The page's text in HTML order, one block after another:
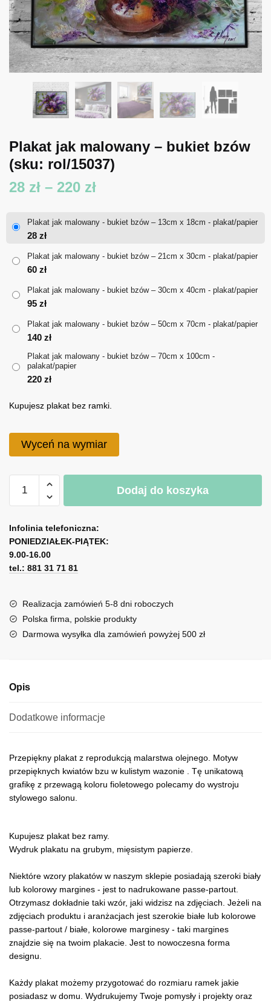
Plakat jak malowany – bukiet bzów
(sku: rol/15037)
28 zł – 220 złZakres
od
28 zł
Plakat jak malowany - bukiet bzów – 13cm x 18cm - plakat/papier
28 zł
Plakat jak malowany - bukiet bzów – 21cm x 30cm - plakat/papier
60 zł
Plakat jak malowany - bukiet bzów – 30cm x 40cm - plakat/papier
95 zł
Plakat jak malowany - bukiet bzów – 50cm x 70cm - plakat/papier
140 zł
Plakat jak malowany - bukiet bzów – 70cm x 100cm -
palakat/papier
220 zł
Kupujesz plakat bez ramki.
Wyceń na wymiar
Plakat
malowany
-
bukiet
bzów
Dodaj do koszyka
l
t
e
r
a
t
i
Infolinia telefoniczna:
PONIEDZIAŁEK-PIĄTEK:
9.00-16.00
tel.: 881 31 71 81
Realizacja zamówień 5-8 dni roboczych
Polska firma, polskie produkty
Darmowa wysyłka dla zamówień powyżej 500 zł
Opis
Dodatkowe informacje
Przepiękny plakat z reprodukcją malarstwa olejnego. Motyw
przepięknych kwiatów bzu w kulistym wazonie . Tę unikatową
grafikę z przewagą koloru fioletowego polecamy do wystroju
stylowego salonu.
Kupujesz plakat bez ramy.
Wydruk plakatu na grubym, mięsistym papierze.
Niektóre wzory plakatów w naszym sklepie posiadają szeroki biały
lub kolorowy margines - jest to nadrukowane passe-partout.
Otrzymasz dokładnie taki wzór, jaki widzisz na zdjęciach. Jeżeli na
zdjęciach produktu i aranżacjach jest szerokie białe lub kolorowe
passe-partout / białe, kolorowe marginesy - taki margines
znajdzie się na twoim plakacie. Jest to nowoczesna forma
designu.
Każdy plakat możemy przygotować do rozmiaru ramek jakie
posiadasz w domu. Wydrukujemy Twoje pomysły i projekty oraz